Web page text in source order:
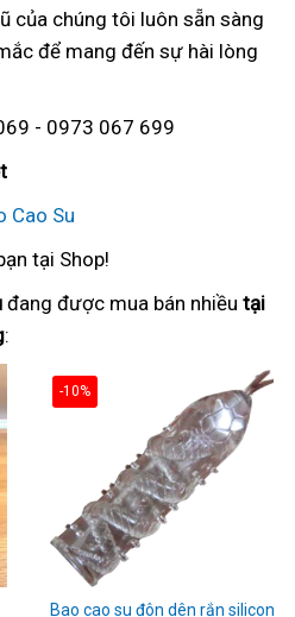
của chúng tôi luôn sẵn sàng
để mang đến sự hài lòng
- 0973 067 699
Cao Su
tại Shop!
đang được mua bán nhiều tại
:
-10%
Bao cao su đôn dên rắn silicon